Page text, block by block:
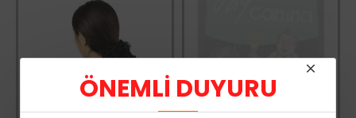
ÖNEMLİ DUYURU